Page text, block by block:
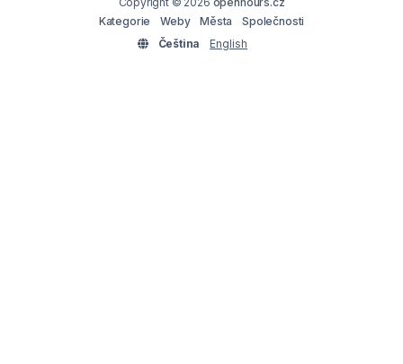
Kategorie
Weby Města
Společnosti
Čeština
English